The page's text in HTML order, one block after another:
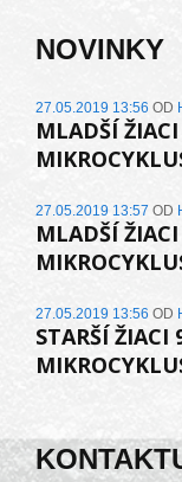
NOVINKY
27.05.2019 13:56 OD
MLADŠÍ
27.05.2019 13:57 OD
MLADŠÍ
27.05.2019 13:56 OD
STARŠÍ ŽIACI